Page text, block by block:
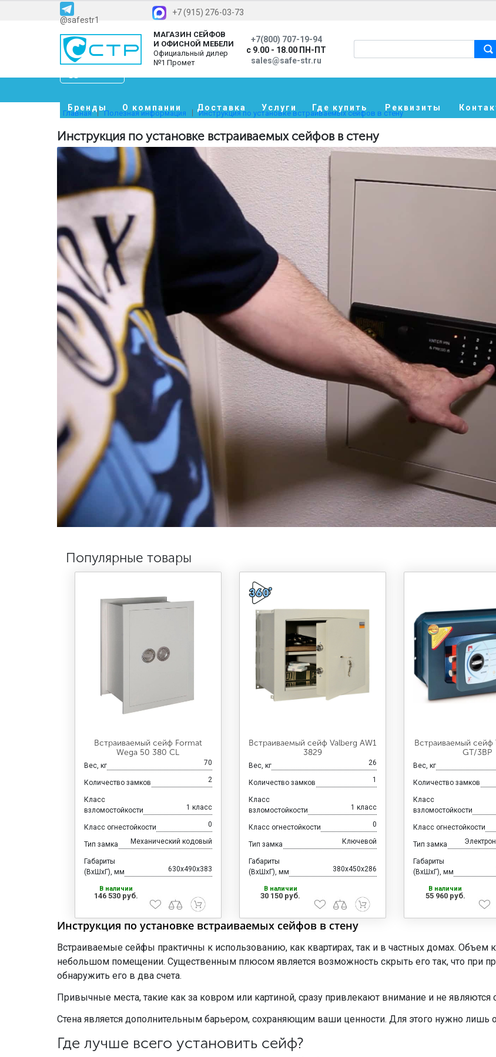
@safestr1
+7 (915) 276-03-73
МАГАЗИН СЕЙФОВ
И ОФИСНОЙ МЕБЕЛИ
Официальный дилер
№1 Промет
+7(800) 707-19-94
с 9.00 - 18.00 ПН-ПТ
sales@safe-str.ru
Бренды О компании Доставка Услуги Где купить Реквизиты
Главная Полезная информация Инструкция по установке встраиваемых сейфов в стену
Инструкция по установке встраиваемых сейфов в стену
Популярные товары
Встраиваемый сейф Format
Wega 50 380 CL
Вес, кг 70
Количество замков 2
Класс
взломостойкости
1 класс
Класс огнестойкости 0
Тип замка Механический кодовый
Габариты
(ВхШхГ), мм
630x490x383
В наличии
146 530 руб.
Встраиваемый сейф Valberg AW1
3829
Вес, кг 26
Количество замков 1
Класс
взломостойкости
1 класс
Класс огнестойкости 0
Тип замка Ключевой
Габариты
(ВхШхГ), мм
380x450x286
В наличии
30 150 руб.
Встраиваемый сейф
GT/3ВP
Вес, кг
Количество замков
Класс
взломостойкости
Класс огнестойкости
Тип замка
Габариты
(ВхШхГ), мм
В наличии
55 960 руб.
Инструкция по установке встраиваемых сейфов в стену
Встраиваемые сейфы практичны к использованию, как квартирах, так и в частных домах. Объем
небольшом помещении. Существенным плюсом является возможность скрыть его так, что при
обнаружить его в два счета.
Привычные места, такие как за ковром или картиной, сразу привлекают внимание и не
Стена является дополнительным барьером, сохраняющим ваши ценности. Для этого нужно лишь
Где лучше всего установить сейф?